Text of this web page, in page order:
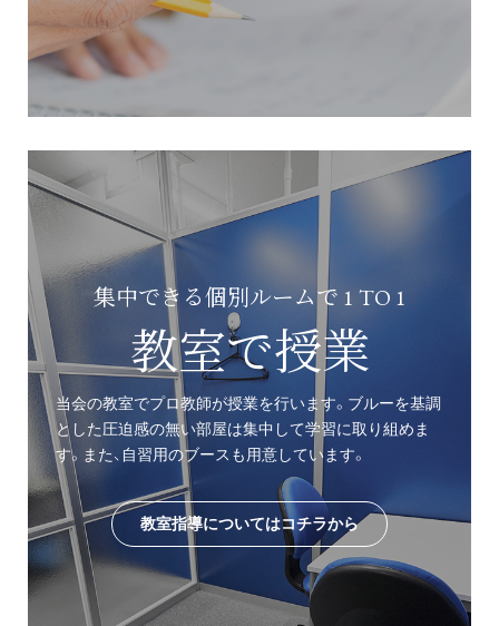
集中できる個別ルームで 1 TO 1
教室で授業
当会の教室でプロ教師が授業を行います。ブルーを基調
とした圧迫感の無い部屋は集中して学習に取り組めま
す。また、自習用のブースも用意しています。
教室指導についてはコチラから